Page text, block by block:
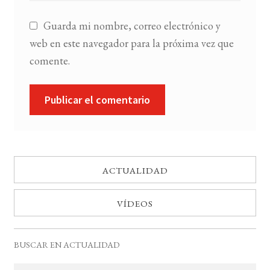
Guarda mi nombre, correo electrónico y
web en este navegador para la próxima vez que
comente.
ACTUALIDAD
VÍDEOS
BUSCAR EN ACTUALIDAD